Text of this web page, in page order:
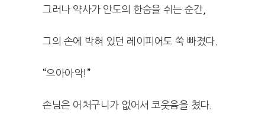
그러나 약사가 안도의 한숨을 쉬는 순간,
그의 손에 박혀 있던 레이피어도 쑥 빠졌다.
“으아아악!”
손님은 어처구니가 없어서 코웃음을 쳤다.